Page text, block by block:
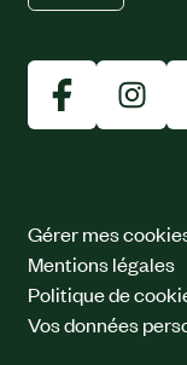
Gérer mes
Mentions légales
Politique de
Vos données